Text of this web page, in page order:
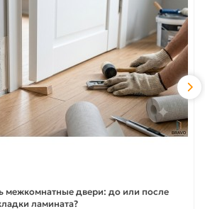
межкомнатные двери: до или после
ламината?